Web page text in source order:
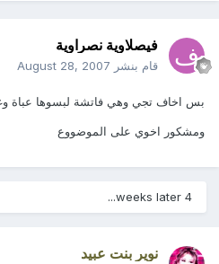
فيصلاوية نصراوية
قام بنشر August 28, 2007
بس اخاف تجي وهي فاتشة لبسوها عباة
ومشكور اخوي على الموضووع
4 weeks later...
نوير بنت عبيد